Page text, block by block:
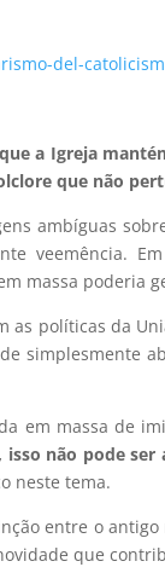
del-
a Igreja
que não
ambíguas
veemência.
massa poderia
políticas da
simplesmente
em massa de
isso não pode
neste tema.
entre o
que